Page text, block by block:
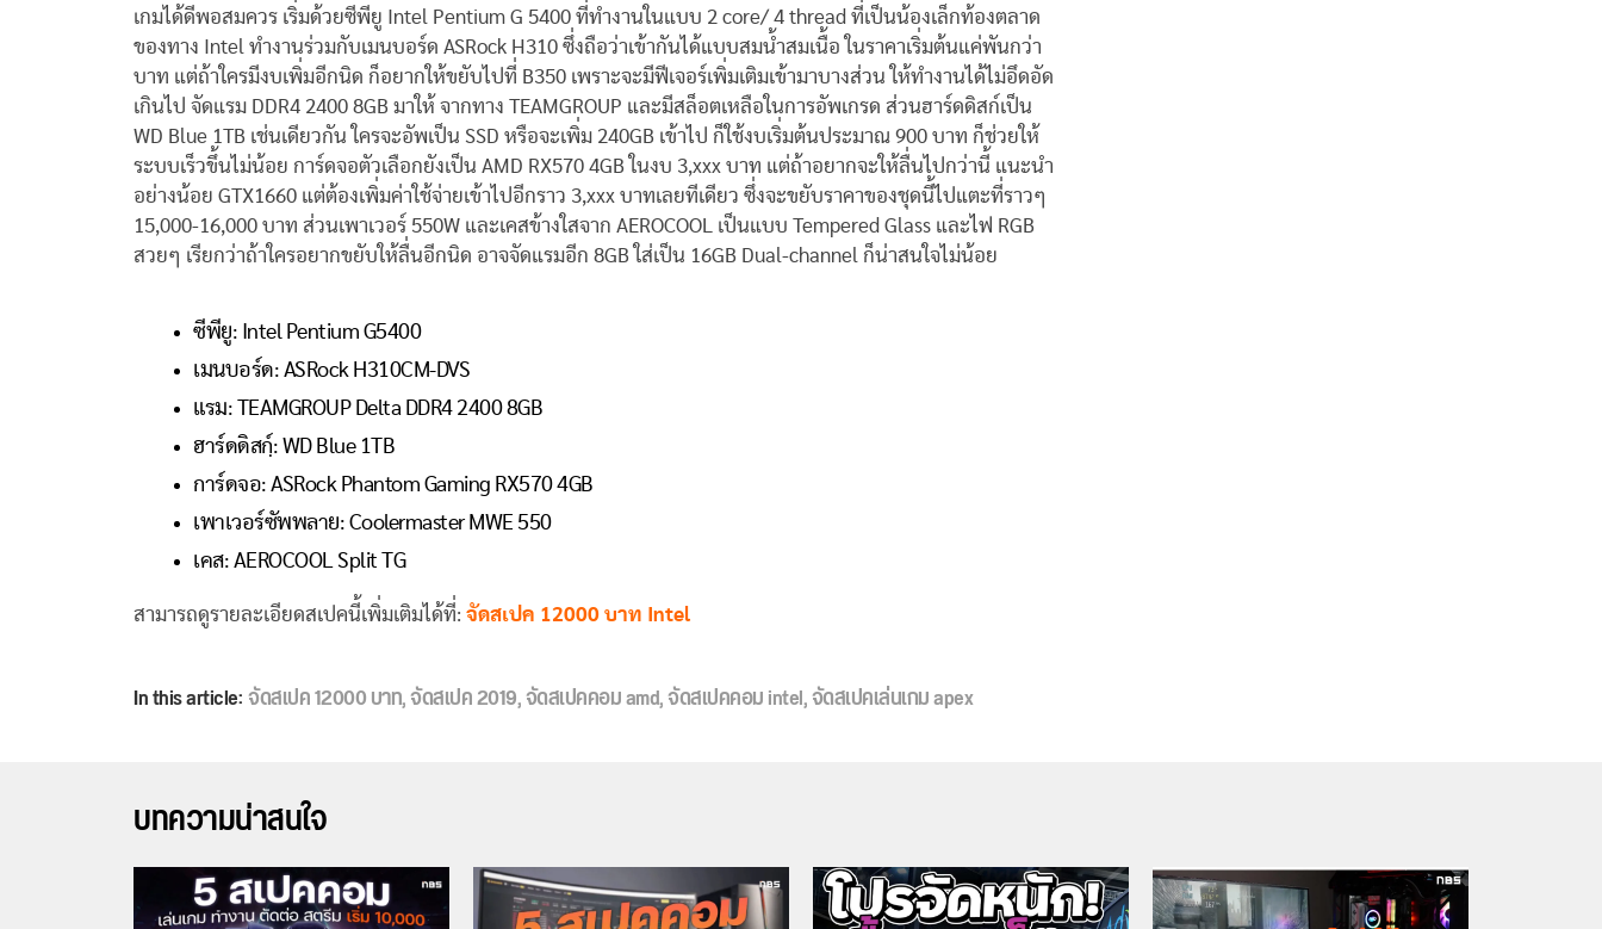
เกมได้ดีพอสมควร เริ่มด้วยซีพียู Intel Pentium G 5400 ที่ทำงานในแบบ 2 core/ 4 thread ที่เป็นน้องเล็กท้องตลาด
ของทาง Intel ทำงานร่วมกับเมนบอร์ด ASRock H310 ซึ่งถือว่าเข้ากันได้แบบสมน้ำสมเนื้อ ในราคาเริ่มต้นแค่พันกว่า
บาท แต่ถ้าใครมีงบเพิ่มอีกนิด ก็อยากให้ขยับไปที่ B350 เพราะจะมีฟีเจอร์เพิ่มเติมเข้ามาบางส่วน ให้ทำงานได้ไม่อึดอัด
เกินไป จัดแรม DDR4 2400 8GB มาให้ จากทาง TEAMGROUP และมีสล็อตเหลือในการอัพเกรด ส่วนฮาร์ดดิสก์เป็น
WD Blue 1TB เช่นเดียวกัน ใครจะอัพเป็น SSD หรือจะเพิ่ม 240GB เข้าไป ก็ใช้งบเริ่มต้นประมาณ 900 บาท ก็ช่วยให้
ระบบเร็วขึ้นไม่น้อย การ์ดจอตัวเลือกยังเป็น AMD RX570 4GB ในงบ 3,xxx บาท แต่ถ้าอยากจะให้ลื่นไปกว่านี้ แนะนำ
อย่างน้อย GTX1660 แต่ต้องเพิ่มค่าใช้จ่ายเข้าไปอีกราว 3,xxx บาทเลยทีเดียว ซึ่งจะขยับราคาของชุดนี้ไปแตะที่ราวๆ
15,000-16,000 บาท ส่วนเพาเวอร์ 550W และเคสข้างใสจาก AEROCOOL เป็นแบบ Tempered Glass และไฟ RGB
สวยๆ เรียกว่าถ้าใครอยากขยับให้ลื่นอีกนิด อาจจัดแรมอีก 8GB ใส่เป็น 16GB Dual-channel ก็น่าสนใจไม่น้อย
ซีพียู: Intel Pentium G5400
เมนบอร์ด: ASRock H310CM-DVS
แรม: TEAMGROUP Delta DDR4 2400 8GB
ฮาร์ดดิสกฺ์: WD Blue 1TB
การ์ดจอ: ASRock Phantom Gaming RX570 4GB
เพาเวอร์ซัพพลาย: Coolermaster MWE 550
เคส: AEROCOOL Split TG
สามารถดูรายละเอียดสเปคนี้เพิ่มเติมได้ที่: จัดสเปค 12000 บาท Intel
In this article:จัดสเปค 12000 บาท,จัดสเปค 2019,จัดสเปคคอม amd,จัดสเปคคอม intel,จัดสเปคเล่นเกม apex
บทความน่าสนใจ